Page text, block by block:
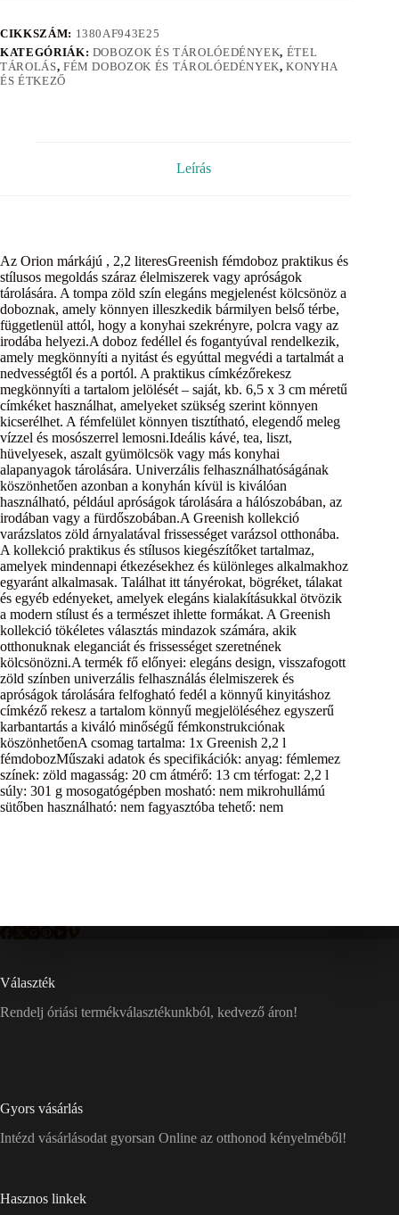
CIKKSZÁM: 1380AF943E25
KATEGÓRIÁK: DOBOZOK ÉS TÁROLÓEDÉNYEK, ÉTEL
TÁROLÁS, FÉM DOBOZOK ÉS TÁROLÓEDÉNYEK,KONYHA
ÉS ÉTKEZŐ
Leírás
Az Orion márkájú , 2,2 literesGreenish fémdoboz praktikus és
stílusos megoldás száraz élelmiszerek vagy apróságok
tárolására. A tompa zöld szín elegáns megjelenést kölcsönöz a
doboznak, amely könnyen illeszkedik bármilyen belső térbe,
függetlenül attól, hogy a konyhai szekrényre, polcra vagy az
irodába helyezi.A doboz fedéllel és fogantyúval rendelkezik,
amely megkönnyíti a nyitást és egyúttal megvédi a tartalmát a
nedvességtől és a portól. A praktikus címkézőrekesz
megkönnyíti a tartalom jelölését – saját, kb. 6,5 x 3 cm méretű
címkéket használhat, amelyeket szükség szerint könnyen
kicserélhet. A fémfelület könnyen tisztítható, elegendő meleg
vízzel és mosószerrel lemosni.Ideális kávé, tea, liszt,
hüvelyesek, aszalt gyümölcsök vagy más konyhai
alapanyagok tárolására. Univerzális felhasználhatóságának
köszönhetően azonban a konyhán kívül is kiválóan
használható, például apróságok tárolására a hálószobában, az
irodában vagy a fürdőszobában.A Greenish kollekció
varázslatos zöld árnyalatával frissességet varázsol otthonába.
A kollekció praktikus és stílusos kiegészítőket tartalmaz,
amelyek mindennapi étkezésekhez és különleges alkalmakhoz
egyaránt alkalmasak. Találhat itt tányérokat, bögréket, tálakat
és egyéb edényeket, amelyek elegáns kialakításukkal ötvözik
a modern stílust és a természet ihlette formákat. A Greenish
kollekció tökéletes választás mindazok számára, akik
otthonuknak eleganciát és frissességet szeretnének
kölcsönözni.A termék fő előnyei: elegáns design, visszafogott
zöld színben univerzális felhasználás élelmiszerek és
apróságok tárolására felfogható fedél a könnyű kinyitáshoz
címkéző rekesz a tartalom könnyű megjelöléséhez egyszerű
karbantartás a kiváló minőségű fémkonstrukciónak
köszönhetőenA csomag tartalma: 1x Greenish 2,2 l
fémdobozMűszaki adatok és specifikációk: anyag: fémlemez
színek: zöld magasság: 20 cm átmérő: 13 cm térfogat: 2,2 l
súly: 301 g mosogatógépben mosható: nem mikrohullámú
sütőben használható: nem fagyasztóba tehető: nem
Választék
Rendelj óriási termékválasztékunkból, kedvező áron!
Gyors vásárlás
Intézd vásárlásodat gyorsan Online az otthonod kényelméből!
Hasznos linkek